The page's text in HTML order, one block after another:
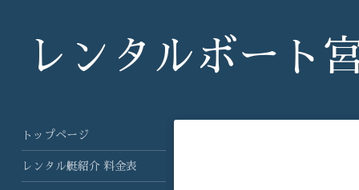
レンタルボート
トップページ
レンタル艇紹介 料金表